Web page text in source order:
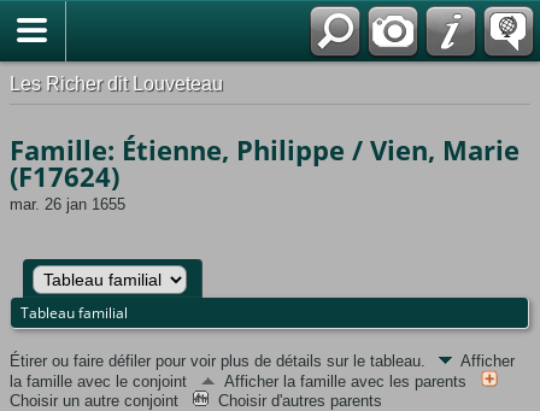
Les Richer dit Louveteau
Famille: Étienne, Philippe / Vien, Marie
(F17624)
mar. 26 jan 1655
Tableau familial
Étirer ou faire défiler pour voir plus de détails sur le tableau.
Afficher
la famille avec le conjoint
Afficher la famille avec les parents
Choisir un autre conjoint
Choisir d'autres parents